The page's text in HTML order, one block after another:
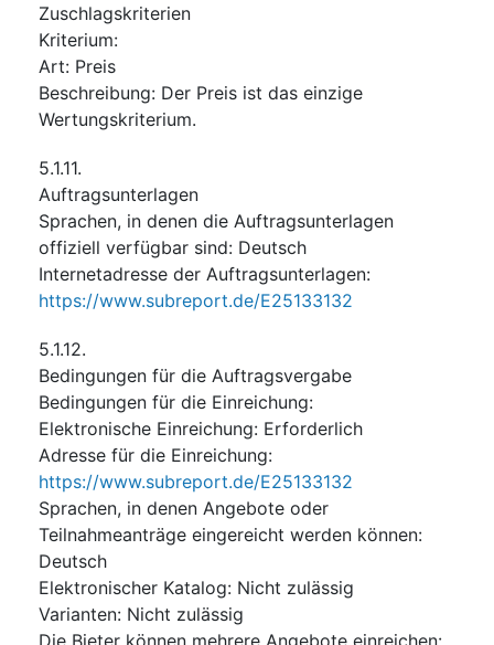
Zuschlagskriterien
Kriterium:
Art: Preis
Beschreibung: Der Preis ist das einzige
Wertungskriterium.
5.1.11.
Auftragsunterlagen
Sprachen, in denen die Auftragsunterlagen
offiziell verfügbar sind: Deutsch
Internetadresse der Auftragsunterlagen:
https://www.subreport.de/E25133132
5.1.12.
Bedingungen für die Auftragsvergabe
Bedingungen für die Einreichung:
Elektronische Einreichung: Erforderlich
Adresse für die Einreichung:
https://www.subreport.de/E25133132
Sprachen, in denen Angebote oder
Teilnahmeanträge eingereicht werden können:
Deutsch
Elektronischer Katalog: Nicht zulässig
Varianten: Nicht zulässig
Die Bieter können mehrere Angebote einreichen: